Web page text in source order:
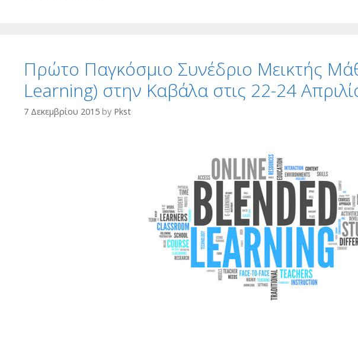
Πρώτο Παγκόσμιο Συνέδριο Μεικτής
Learning) στην Καβάλα στις 22-24
7 Δεκεμβρίου 2015 by Pkst